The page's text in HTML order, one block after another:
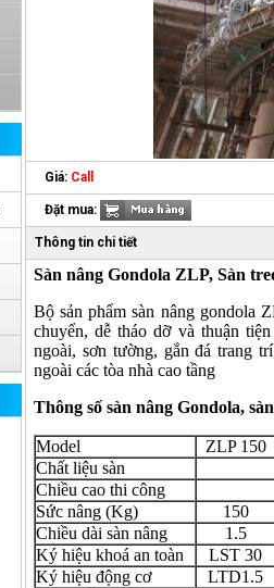
Giá: Call
Đặt mua:
Thông tin chi tiết
Sàn nâng Gondola ZLP, Sàn
Bộ sản phẩm sàn nâng gondola
chuyển, dễ tháo dỡ và thuận
ngoài, sơn tường, gắn đá trang
ngoài các tòa nhà cao tầng
Thông số sàn nâng Gondola,
Model
ZLP 150
Chất liệu sàn
Chiều cao thi công
Sức nâng (Kg)
150
Chiều dài sàn nâng
1.5
Ký hiệu khoá an toàn
LST 30
Ký hiệu động cơ
LTD1.5